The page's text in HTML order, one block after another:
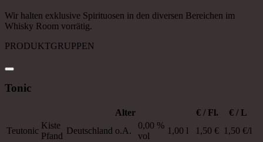
Wir halten exklusive Spirituosen in den diversen Bereichen im
Whisky Room vorrätig.
PRODUKTGRUPPEN
Tonic
Alter € / Fl.
€ / L
Teutonic
Kiste
Pfand
Deutschland o.A.
0,00 %
vol
1,00 l 1,50 € 1,50 €/l